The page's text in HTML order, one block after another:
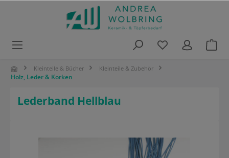
Kleinteile & Bücher Kleinteile & Zubehör
Holz, Leder & Korken
Lederband Hellblau